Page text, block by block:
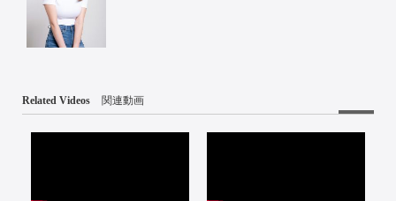
Related Videos 関連動画